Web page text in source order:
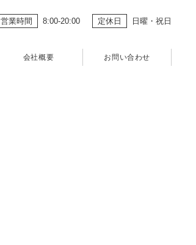
営業時間 8:00-20:00 定休日 日曜・祝日
会社概要 お問い合わせ
リフォームの流れ 会社概要 お問い合わせ